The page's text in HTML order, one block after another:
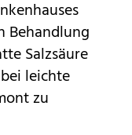
Behandlung
Salzsäure
leichte
zu